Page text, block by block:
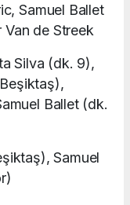
Samuel Ballet
de Streek
Silva (dk. 9),
Ballet (dk.
Samuel